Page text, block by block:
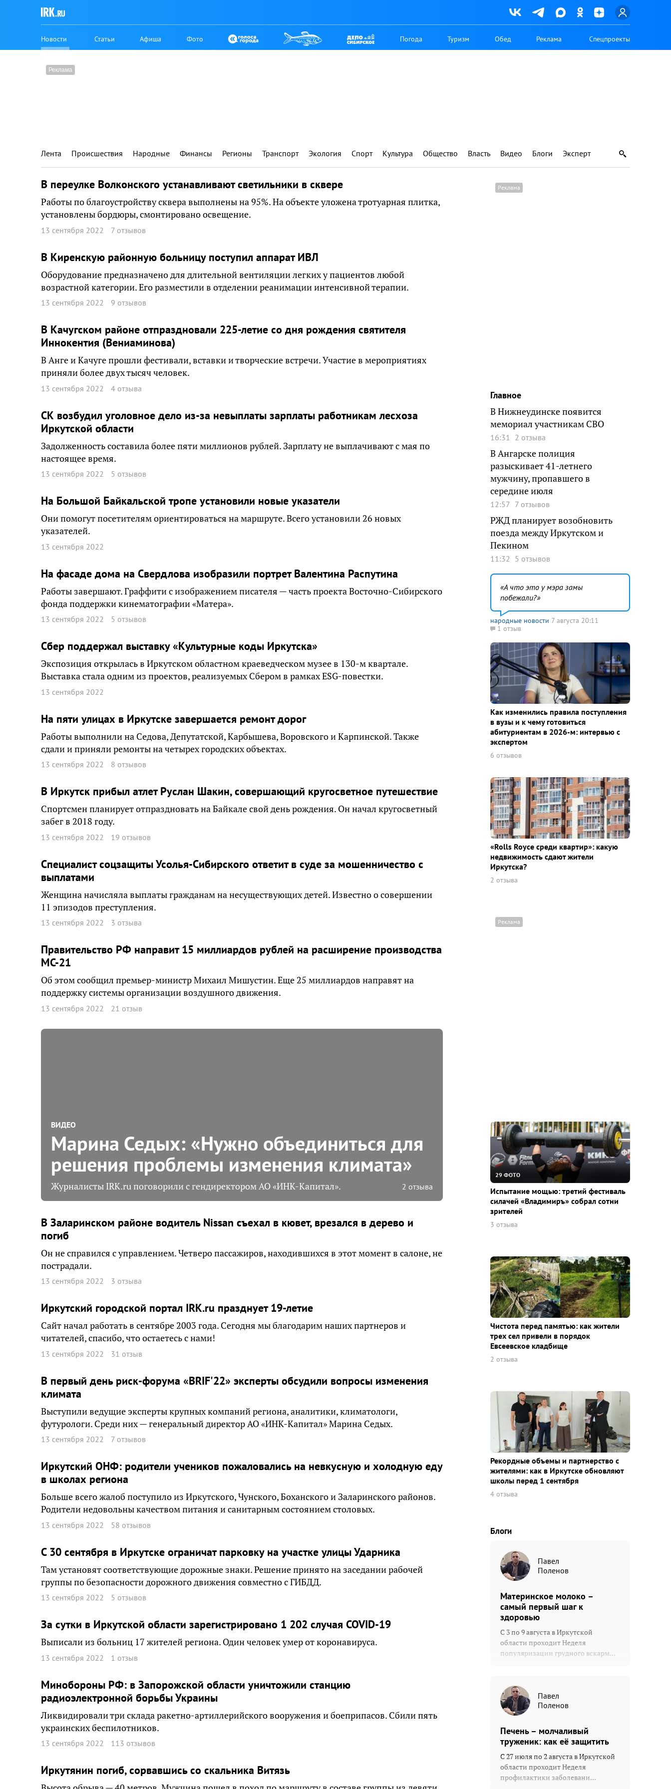
Новости Статьи Афиша Фото Погода Туризм Обед Реклама Спецпроекты
Лента Происшествия Народные Финансы Регионы Транспорт Экология Спорт Культура Общество Власть Видео Блоги Эксперт
В переулке Волконского устанавливают светильники в сквере
Работы по благоустройству сквера выполнены на 95%. На объекте уложена тротуарная плитка,
установлены бордюры, смонтировано освещение.
13 сентября 2022 7 отзывов
В Киренскую районную больницу поступил аппарат ИВЛ
Оборудование предназначено для длительной вентиляции легких у пациентов любой
возрастной категории. Его разместили в отделении реанимации интенсивной терапии.
13 сентября 2022 9 отзывов
В Качугском районе отпраздновали 225-летие со дня рождения святителя
Иннокентия (Вениаминова)
В Анге и Качуге прошли фестивали, вставки и творческие встречи. Участие в мероприятиях
приняли более двух тысяч человек.
13 сентября 2022 4 отзыва
СК возбудил уголовное дело из-за невыплаты зарплаты работникам лесхоза
Иркутской области
Задолженность составила более пяти миллионов рублей. Зарплату не выплачивают с мая по
настоящее время.
13 сентября 2022 5 отзывов
На Большой Байкальской тропе установили новые указатели
Они помогут посетителям ориентироваться на маршруте. Всего установили 26 новых
указателей.
13 сентября 2022
На фасаде дома на Свердлова изобразили портрет Валентина Распутина
Работы завершают. Граффити с изображением писателя — часть проекта Восточно-Сибирского
фонда поддержки кинематографии «Матера».
13 сентября 2022 5 отзывов
Сбер поддержал выставку «Культурные коды Иркутска»
Экспозиция открылась в Иркутском областном краеведческом музее в 130-м квартале.
Выставка стала одним из проектов, реализуемых Сбером в рамках ESG-повестки.
13 сентября 2022
На пяти улицах в Иркутске завершается ремонт дорог
Работы выполнили на Седова, Депутатской, Карбышева, Воровского и Карпинской. Также
сдали и приняли ремонты на четырех городских объектах.
13 сентября 2022 8 отзывов
В Иркутск прибыл атлет Руслан Шакин, совершающий кругосветное путешествие
Спортсмен планирует отпраздновать на Байкале свой день рождения. Он начал кругосветный
забег в 2018 году.
13 сентября 2022 19 отзывов
Специалист соцзащиты Усолья-Сибирского ответит в суде за мошенничество с
выплатами
Женщина начисляла выплаты гражданам на несуществующих детей. Известно о совершении
11 эпизодов преступления.
13 сентября 2022 3 отзыва
Правительство РФ направит 15 миллиардов рублей на расширение производства
МС-21
Об этом сообщил премьер-министр Михаил Мишустин. Еще 25 миллиардов направят на
поддержку системы организации воздушного движения.
13 сентября 2022 21 отзыв
ВИДЕО
Марина Седых: «Нужно объединиться для
решения проблемы изменения климата»
Журналисты IRK.ru поговорили с гендиректором АО «ИНК-Капитал». 2 отзыва
В Заларинском районе водитель Nissan съехал в кювет, врезался в дерево и
погиб
Он не справился с управлением. Четверо пассажиров, находившихся в этот момент в салоне, не
пострадали.
13 сентября 2022 3 отзыва
Иркутский городской портал IRK.ru празднует 19-летие
Сайт начал работать в сентябре 2003 года. Сегодня мы благодарим наших партнеров и
читателей, спасибо, что остаетесь с нами!
13 сентября 2022 31 отзыв
В первый день риск-форума «BRIF'22» эксперты обсудили вопросы изменения
климата
Выступили ведущие эксперты крупных компаний региона, аналитики, климатологи,
футурологи. Среди них — генеральный директор АО «ИНК-Капитал» Марина Седых.
13 сентября 2022 7 отзывов
Иркутский ОНФ: родители учеников пожаловались на невкусную и холодную еду
в школах региона
Больше всего жалоб поступило из Иркутского, Чунского, Боханского и Заларинского районов.
Родители недовольны качеством питания и санитарным состоянием столовых.
13 сентября 2022 58 отзывов
С 30 сентября в Иркутске ограничат парковку на участке улицы Ударника
Там установят соответствующие дорожные знаки. Решение принято на заседании рабочей
группы по безопасности дорожного движения совместно с ГИБДД.
13 сентября 2022 5 отзывов
За сутки в Иркутской области зарегистрировано 1 202 случая COVID-19
Выписали из больниц 17 жителей региона. Один человек умер от коронавируса.
13 сентября 2022 1 отзыв
Минобороны РФ: в Запорожской области уничтожили станцию
радиоэлектронной борьбы Украины
Ликвидировали три склада ракетно-артиллерийского вооружения и боеприпасов. Сбили пять
украинских беспилотников.
13 сентября 2022 113 отзывов
Иркутянин погиб, сорвавшись со скальника Витязь
Главное
В Нижнеудинске появится
мемориал участникам СВО
16:31 2 отзыва
В Ангарске полиция
разыскивает 41-летнего
мужчину, пропавшего в
середине июля
12:57 7 отзывов
РЖД планирует возобновить
поезда между Иркутском и
Пекином
11:32 5 отзывов
А что это у мэра замы
побежали?
народные новости 7 августа 20:11
1 отзыв
Как изменились правила поступления
в вузы и к чему готовиться
абитуриентам в 2026-м: интервью с
экспертом
6 отзывов
«Rolls Royce среди квaртир»: какую
недвижимость сдают жители
Иркутска?
2 отзыва
29 ФОТО
Испытание мощью: третий фестиваль
силачей «Владимиръ» собрал сотни
зрителей
3 отзыва
Чистота перед памятью: как жители
трех сел привели в порядок
Евсеевское кладбище
2 отзыва
Рекордные объемы и партнерство с
жителями: как в Иркутске обновляют
школы перед 1 сентября
4 отзыва
Блоги
Павел
Поленов
Материнское молоко –
самый первый шаг к
здоровью
С 3 по 9 августа в Иркутской
области проходит Неделя
популяризации грудного вскарм...
Павел
Поленов
Печень – молчаливый
труженик: как её защитить
С 27 июля по 2 августа в Иркутской
области проходит Неделя
профилактики заболевани...